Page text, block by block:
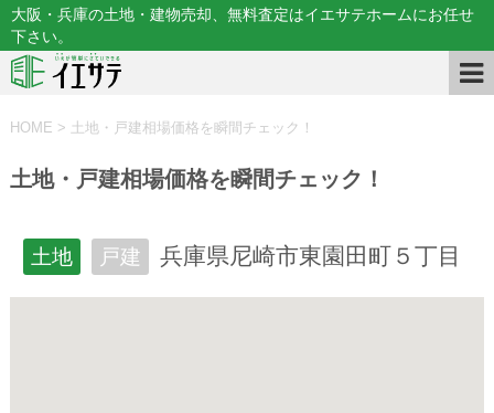
大阪・兵庫の土地・建物売却、無料査定はイエサテホームにお任せ
下さい。
HOME > 土地・戸建相場価格を瞬間チェック！
土地・戸建相場価格を瞬間チェック！
土地 戸建 兵庫県尼崎市東園田町５丁目